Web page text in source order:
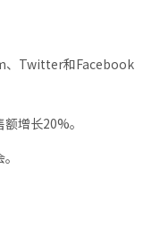
、Twitter和Facebook
增长20%。